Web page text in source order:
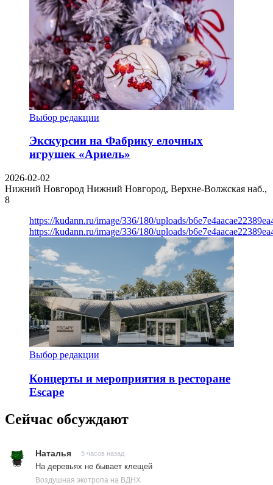
Выбор редакции
Экскурсии на Фабрику елочных
игрушек «Ариель»
2026-02-02
Нижний Новгород Нижний Новгород, Верхне-Волжская наб.,
8
https://kudann.ru/image/336/180/uploads/
https://kudann.ru/image/336/180/uploads/
Выбор редакции
Концерты и мероприятия в ресторане
Escape
Сейчас обсуждают
Наталья 5 часов назад
На деревьях не бывает клещей
Воздушная экотропа на ВДНХ